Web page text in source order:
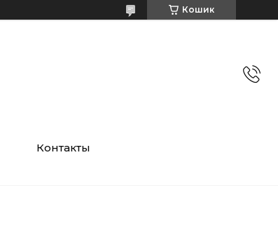
Кошик
Контакты